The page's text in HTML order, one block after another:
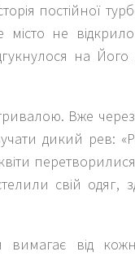
постійної
не
на
Вже через
дикий рев:
свій одяг,
від